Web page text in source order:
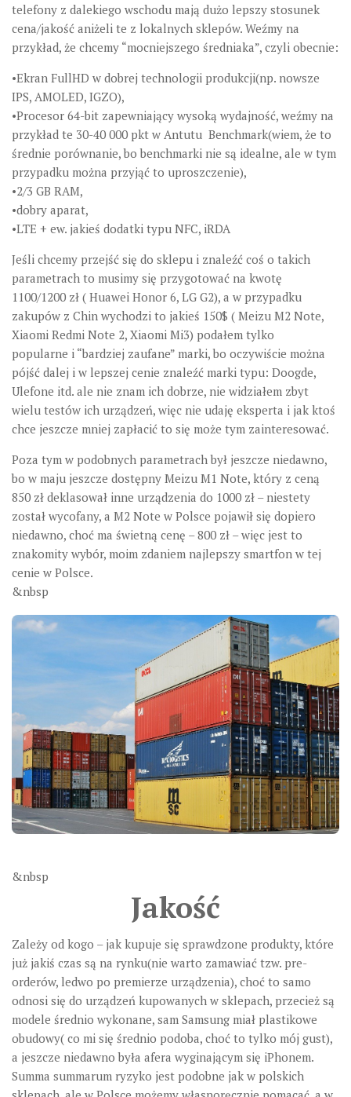
telefony z dalekiego wschodu mają dużo lepszy stosunek
cena/jakość aniżeli te z lokalnych sklepów. Weźmy na
przykład, że chcemy “mocniejszego średniaka”, czyli obecnie:
•Ekran FullHD w dobrej technologii produkcji(np. nowsze
IPS, AMOLED, IGZO),
•Procesor 64-bit zapewniający wysoką wydajność, weźmy na
przykład te 30-40 000 pkt w Antutu Benchmark(wiem, że to
średnie porównanie, bo benchmarki nie są idealne, ale w tym
przypadku można przyjąć to uproszczenie),
•2/3 GB RAM,
•dobry aparat,
•LTE + ew. jakieś dodatki typu NFC, iRDA
Jeśli chcemy przejść się do sklepu i znaleźć coś o takich
parametrach to musimy się przygotować na kwotę
1100/1200 zł ( Huawei Honor 6, LG G2), a w przypadku
zakupów z Chin wychodzi to jakieś 150$ ( Meizu M2 Note,
Xiaomi Redmi Note 2, Xiaomi Mi3) podałem tylko
popularne i “bardziej zaufane” marki, bo oczywiście można
pójść dalej i w lepszej cenie znaleźć marki typu: Doogde,
Ulefone itd. ale nie znam ich dobrze, nie widziałem zbyt
wielu testów ich urządzeń, więc nie udaję eksperta i jak ktoś
chce jeszcze mniej zapłacić to się może tym zainteresować.
Poza tym w podobnych parametrach był jeszcze niedawno,
bo w maju jeszcze dostępny Meizu M1 Note, który z ceną
850 zł deklasował inne urządzenia do 1000 zł – niestety
został wycofany, a M2 Note w Polsce pojawił się dopiero
niedawno, choć ma świetną cenę – 800 zł – więc jest to
znakomity wybór, moim zdaniem najlepszy smartfon w tej
cenie w Polsce.
&nbsp
&nbsp
Jakość
Zależy od kogo – jak kupuje się sprawdzone produkty, które
już jakiś czas są na rynku(nie warto zamawiać tzw. pre-
orderów, ledwo po premierze urządzenia), choć to samo
odnosi się do urządzeń kupowanych w sklepach, przecież są
modele średnio wykonane, sam Samsung miał plastikowe
obudowy( co mi się średnio podoba, choć to tylko mój gust),
a jeszcze niedawno była afera wyginającym się iPhonem.
Summa summarum ryzyko jest podobne jak w polskich